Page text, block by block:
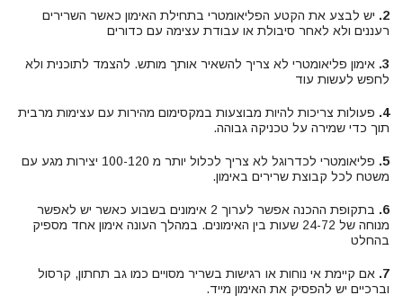
2.
יש לבצע את הקטע הפליאומטרי בתחילת האימון כאשר השרירים
רעננים ולא לאחר סיבולת או עבודת עצימה עם כדורים
3. אימון פליאומטרי לא צריך להשאיר אותך מותש. להצמד לתוכנית ולא
לחפש לעשות עוד
4.
פעולות צריכות להיות מבוצעות במקסימום מהירות עם עצימות מרבית
תוך כדי שמירה על טכניקה גבוהה.
5.
פליאומטרי לכדרוגל לא צריך לכלול יותר מ 100-120 יצירות מגע עם
משטח לכל קבוצת שרירים באימון.
6.
בתקופת ההכנה אפשר לערוך 2 אימונים בשבוע כאשר יש לאפשר
מנוחה של 24-72 שעות בין האימונים. במהלך העונה אימון אחד מספיק
בהחלט
7.
אם קיימת אי נוחות או רגישות בשריר מסויים כמו גב תחתון, קרסול
וברכיים יש להפסיק את האימון מייד.